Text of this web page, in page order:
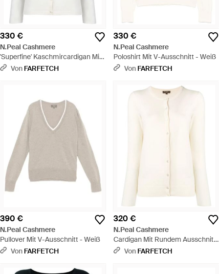
330 €
N.Peal Cashmere
'Superfine' Kaschmircardigan Mit
V-Ausschnitt - Weiß
Von FARFETCH
330 €
N.Peal Cashmere
Poloshirt Mit V-Ausschnitt - Weiß
Von FARFETCH
390 €
N.Peal Cashmere
Pullover Mit V-Ausschnitt - Weiß
Von FARFETCH
320 €
N.Peal Cashmere
Cardigan Mit Rundem Ausschnitt
- Weiß
Von FARFETCH